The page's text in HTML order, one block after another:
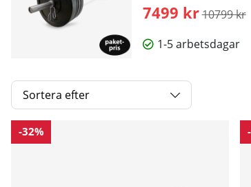
7499 kr Ordinarie
10799 kr
1-5 arbetsdagar
Sortera efter
Produkter
-32%